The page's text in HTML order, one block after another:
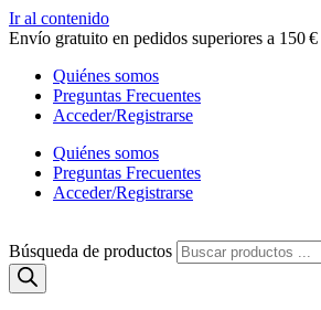
Ir al contenido
Envío gratuito en pedidos superiores a 150 €
Quiénes somos
Preguntas Frecuentes
Acceder/Registrarse
Quiénes somos
Preguntas Frecuentes
Acceder/Registrarse
Búsqueda de productos